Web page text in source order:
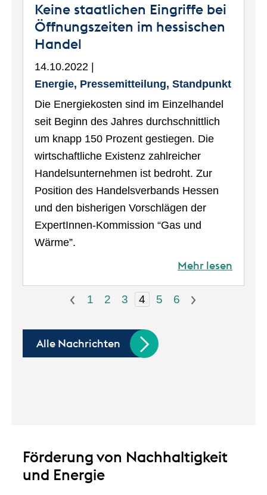
Keine staatlichen Eingriffe bei
Öffnungszeiten im hessischen
Handel
14.10.2022
Energie, Pressemitteilung, Standpunkt
Die Energiekosten sind im Einzelhandel
seit Beginn des Jahres durchschnittlich
um knapp 150 Prozent gestiegen. Die
wirtschaftliche Existenz zahlreicher
Handelsunternehmen ist bedroht. Zur
Position des Handelsverbands Hessen
und den bisherigen Vorschlägen der
ExpertInnen-Kommission “Gas und
Wärme”.
Mehr lesen
< 1 2 3 4 5 6 >
Alle Nachrichten
Förderung von Nachhaltigkeit
und Energie